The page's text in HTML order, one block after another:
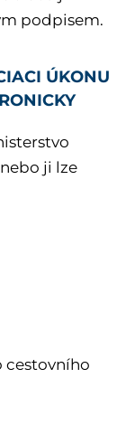
podpisem.
ÚKONU
ji lze
cestovního